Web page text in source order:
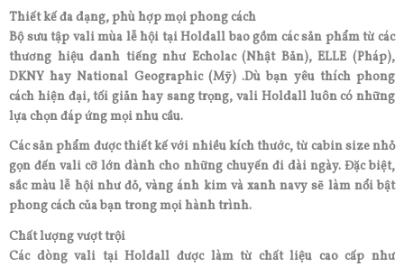
Thiết kế đa dạng, phù hợp mọi phong cách
Bộ sưu tập vali mùa lễ hội tại Holdall bao gồm các sản phẩm từ các
thương hiệu danh tiếng như Echolac (Nhật Bản), ELLE (Pháp),
DKNY hay National Geographic (Mỹ) .Dù bạn yêu thích phong
cách hiện đại, tối giản hay sang trọng, vali Holdall luôn có những
lựa chọn đáp ứng mọi nhu cầu.
Các sản phẩm được thiết kế với nhiều kích thước, từ cabin size nhỏ
gọn đến vali cỡ lớn dành cho những chuyến đi dài ngày. Đặc biệt,
sắc màu lễ hội như đỏ, vàng ánh kim và xanh navy sẽ làm nổi bật
phong cách của bạn trong mọi hành trình.
Chất lượng vượt trội
Các dòng vali tại Holdall được làm từ chất liệu cao cấp như